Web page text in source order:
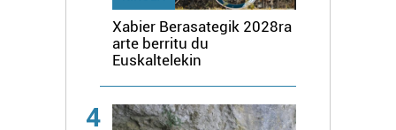
Xabier Berasategik 2028ra
arte berritu du
Euskaltelekin
4